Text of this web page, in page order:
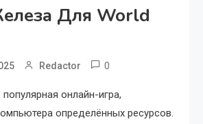
Для World
Redactor 0
онлайн-игра,
определённых ресурсов.